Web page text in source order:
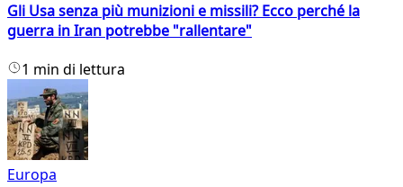
Gli Usa senza più munizioni e missili? Ecco perché la
guerra in Iran potrebbe "rallentare"
1 min di lettura
Europa